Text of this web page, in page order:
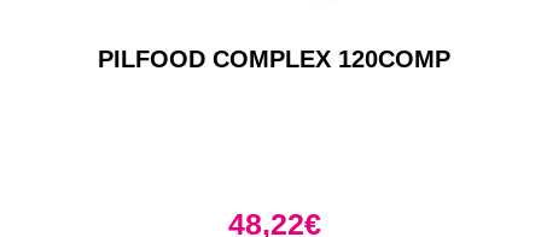
PILFOOD COMPLEX 120COMP
48,22€